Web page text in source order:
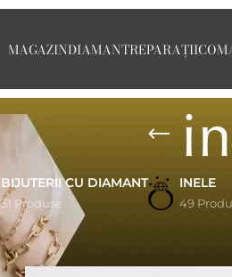
MAGAZINDIAMANTREPARAȚII
BIJUTERII CU DIAMANT
31 Produse
INELE
49
Home inel inimă